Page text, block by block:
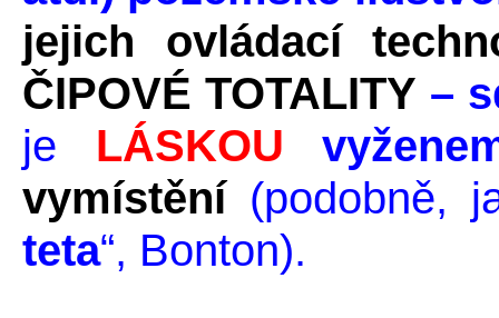
jejich ovládací
ČIPOVÉ TOTALITY –
je LÁSKOU
vymístění(podobně,
teta“, Bonton).